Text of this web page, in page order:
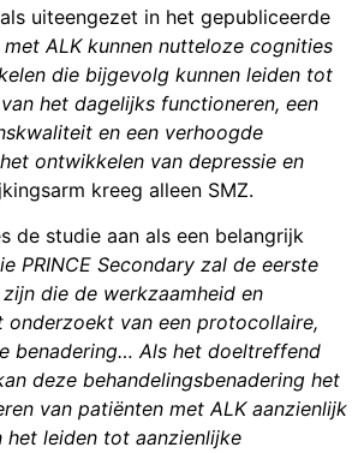
uiteengezet in het gepubliceerde
met ALK kunnen nutteloze cognities
die bijgevolg kunnen leiden tot
het dagelijks functioneren, een
en een verhoogde
ontwikkelen van depressie en
kreeg alleen SMZ.
de studie aan als een belangrijk
PRINCE Secondary zal de eerste
die de werkzaamheid en
van een protocollaire,
benadering… Als het doeltreffend
deze behandelingsbenadering het
van patiënten met ALK aanzienlijk
het leiden tot aanzienlijke